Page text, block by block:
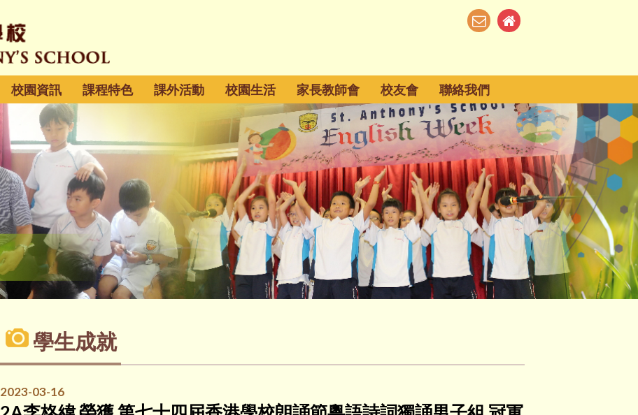
校園資訊 課程特色 課外活動 校園生活 家長教師會 校友會 聯絡我們
學生成就
2023-03-16